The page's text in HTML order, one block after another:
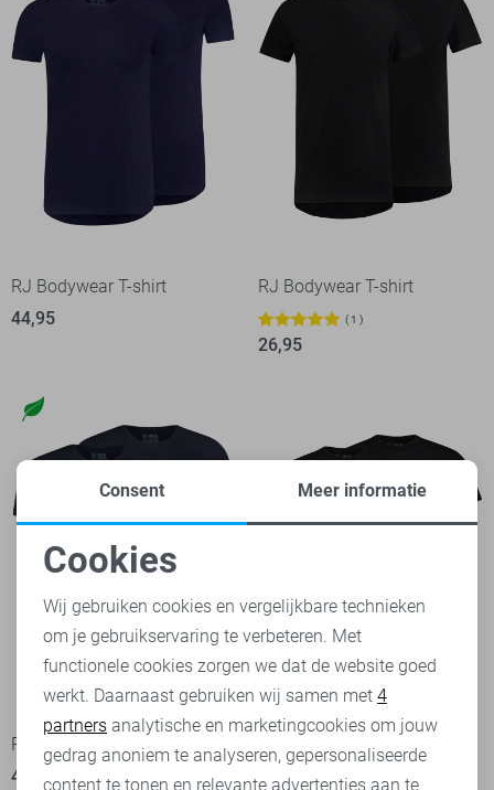
RJ Bodywear T-shirt
44,95
RJ Bodywear T-shirt
1
26,95
RJ Bodywear T-shirt
41,50
RJ Bodywear T-shirt
Noodzakelijke cookies
Personalisatie cookies
Analytische cookies
Marketing cookies
Consent Meer informatie
Cookies
Wij gebruiken cookies en vergelijkbare technieken
om je gebruikservaring te verbeteren. Met
functionele cookies zorgen we dat de website goed
werkt. Daarnaast gebruiken wij samen met 4
partners analytische en marketingcookies om jouw
gedrag anoniem te analyseren, gepersonaliseerde
content te tonen en relevante advertenties aan te